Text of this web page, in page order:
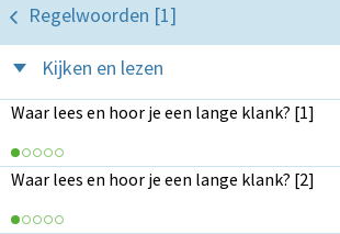
Regelwoorden [1]
Kijken en lezen
Waar lees en hoor je een lange klank? [1]
Waar lees en hoor je een lange klank? [2]